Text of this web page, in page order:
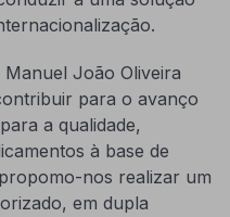
João Oliveira
para o avanço
a qualidade,
à base de
nos realizar um
em dupla